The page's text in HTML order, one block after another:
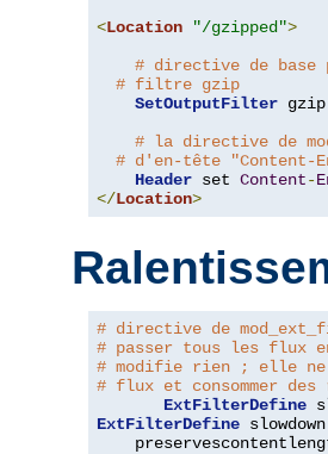
<Location "/gzipped">
# directive de
# filtre gzip
SetOutputFilter gzip
# la directive de
# d'en-tête "Content-
Header set Content-
</Location>
# directive de
# passer tous les flux
# modifie rien ; elle ne
# flux et consommer des
ExtFilterDefine
ExtFilterDefine